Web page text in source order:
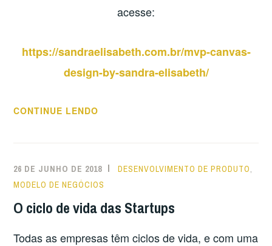
acesse:
https://sandraelisabeth.com.br/mvp-canvas-
design-by-sandra-elisabeth/
CONTINUE LENDO
ELISABETH”
26 DE JUNHO DE 2018 DESENVOLVIMENTO DE PRODUTO
MODELO DE NEGÓCIOS
O ciclo de vida das Startups
Todas as empresas têm ciclos de vida, e com uma